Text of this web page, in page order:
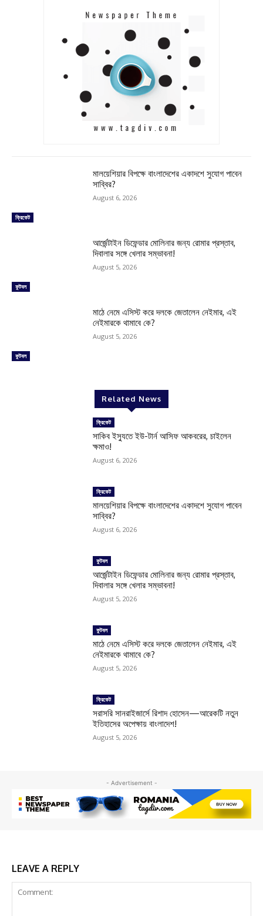
ক্রিকেট
মালয়েশিয়ার বিপক্ষে বাংলাদেশের একাদশে সুযোগ পাবেন
সাব্বির?
August 6, 2026
ফুটবল
আর্জেন্টাইন ডিফেন্ডার মোলিনার জন্য রোমার প্রস্তাব,
দিবালার সঙ্গে খেলার সম্ভাবনা!
August 5, 2026
ফুটবল
মাঠে নেমে এসিস্ট করে দলকে জেতালেন নেইমার, এই
নেইমারকে থামাবে কে?
August 5, 2026
Related News
ক্রিকেট
সাকিব ইস্যুতে ইউ-টার্ন আসিফ আকবরের, চাইলেন
ক্ষমাও!
August 6, 2026
ক্রিকেট
মালয়েশিয়ার বিপক্ষে বাংলাদেশের একাদশে সুযোগ পাবেন
সাব্বির?
August 6, 2026
ফুটবল
আর্জেন্টাইন ডিফেন্ডার মোলিনার জন্য রোমার প্রস্তাব,
দিবালার সঙ্গে খেলার সম্ভাবনা!
August 5, 2026
ফুটবল
মাঠে নেমে এসিস্ট করে দলকে জেতালেন নেইমার, এই
নেইমারকে থামাবে কে?
August 5, 2026
ক্রিকেট
সরাসরি সানরাইজার্সে রিশাদ হোসেন—আরেকটি নতুন
ইতিহাসের অপেক্ষায় বাংলাদেশ!
August 5, 2026
- Advertisement -
LEAVE A REPLY